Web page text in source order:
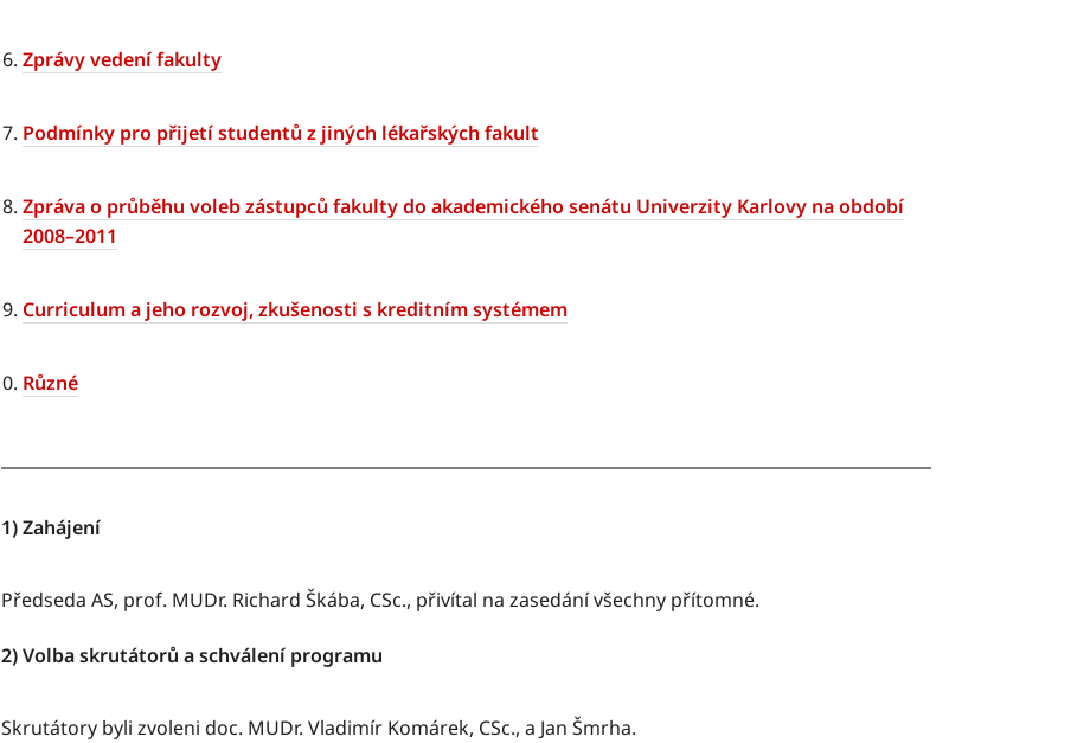
Zprávy vedení fakulty
Podmínky pro přijetí studentů z jiných lékařských fakult
Zpráva o průběhu voleb zástupců fakulty do akademického senátu Univerzity Karlovy na období
2008–2011
Curriculum a jeho rozvoj, zkušenosti s kreditním systémem
Různé
1) Zahájení
Předseda AS, prof. MUDr. Richard Škába, CSc., přivítal na zasedání všechny přítomné.
2) Volba skrutátorů a schválení programu
Skrutátory byli zvoleni doc. MUDr. Vladimír Komárek, CSc., a Jan Šmrha.